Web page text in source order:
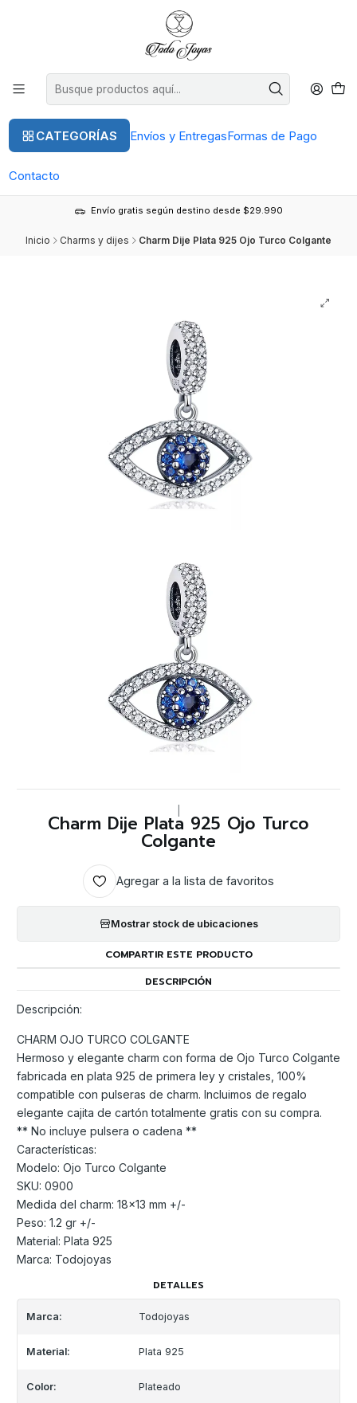
CATEGORÍAS Envíos y EntregasFormas de Pago
Contacto
Envío gratis según destino desde $29.990
Inicio Charms y dijes Charm Dije Plata 925 Ojo Turco Colgante
Charm Dije Plata 925 Ojo Turco
Colgante
Agregar a la lista de favoritos
Mostrar stock de ubicaciones
COMPARTIR ESTE PRODUCTO
DESCRIPCIÓN
Descripción:
CHARM OJO TURCO COLGANTE
Hermoso y elegante charm con forma de Ojo Turco Colgante
fabricada en plata 925 de primera ley y cristales, 100%
compatible con pulseras de charm. Incluimos de regalo
elegante cajita de cartón totalmente gratis con su compra.
** No incluye pulsera o cadena **
Características:
Modelo: Ojo Turco Colgante
SKU: 0900
Medida del charm: 18x13 mm +/-
Peso: 1.2 gr +/-
Material: Plata 925
Marca: Todojoyas
DETALLES
Marca: Todojoyas
Material: Plata 925
Color: Plateado